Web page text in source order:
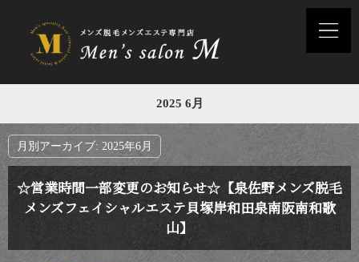
2025 6月
月別アーカイブ: 2025年6月
☆営業時間一部変更のお知らせ☆【泉佐野メンズ脱毛
メンズフェイシャルエステ貝塚岸和田泉南阪南和歌
山】